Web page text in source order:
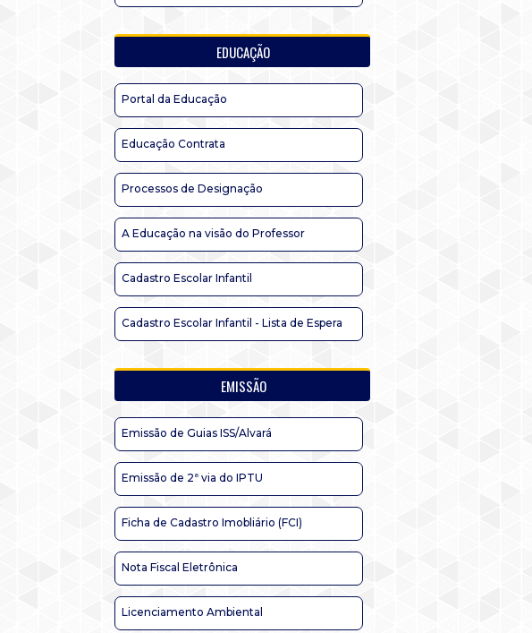
EDUCAÇÃO
Portal da Educação
Educação Contrata
Processos de Designação
A Educação na visão do Professor
Cadastro Escolar Infantil
Cadastro Escolar Infantil - Lista de Espera
EMISSÃO
Emissão de Guias ISS/Alvará
Emissão de 2ª via do IPTU
Ficha de Cadastro Imobliário (FCI)
Nota Fiscal Eletrônica
Licenciamento Ambiental